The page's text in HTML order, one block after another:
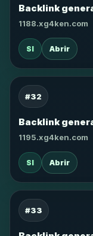
Backlink
1188.xg4ken.com
SI Abrir
#32
Backlink
1195.xg4ken.com
SI Abrir
#33